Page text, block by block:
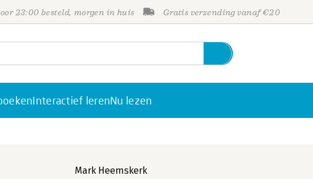
23:00 besteld, morgen in huis Gratis verzending vanaf €20
Interactief lerenNu lezen
Mark Heemskerk
Personen